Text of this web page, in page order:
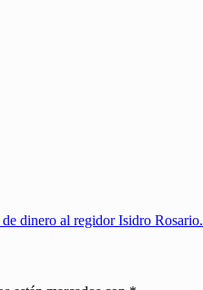
dinero al regidor Isidro Rosario.